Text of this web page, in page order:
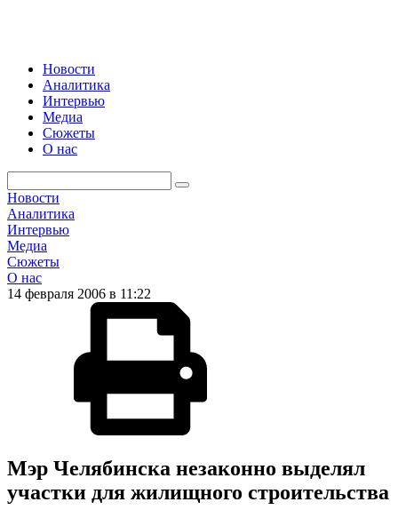
Новости
Аналитика
Интервью
Медиа
Сюжеты
О нас
Новости
Аналитика
Интервью
Медиа
Сюжеты
О нас
14 февраля 2006 в 11:22
Мэр Челябинска незаконно выделял
участки для жилищного строительства